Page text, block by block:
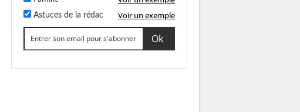
Astuces de la rédac Voir un exemple